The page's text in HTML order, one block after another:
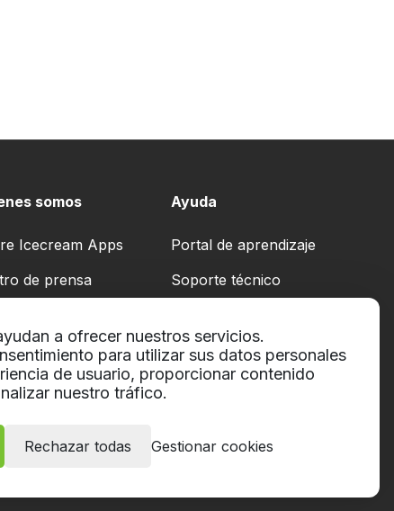
a ofrecer nuestros servicios.
para utilizar sus datos personales
de usuario, proporcionar contenido
nuestro tráfico.
Rechazar todas Gestionar cookies
somos
Icecream Apps
de prensa
Ayuda
Portal de aprendizaje
Soporte técnico
Politica de reembolso
Conditions d'utilisation